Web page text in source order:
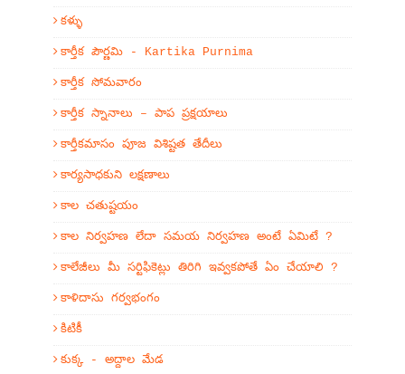
కళ్ళు
కార్తీక పౌర్ణమి - Kartika Purnima
కార్తీక సోమవారం
కార్తీక స్నానాలు – పాప ప్రక్షయాలు
కార్తీకమాసం పూజ విశిష్టత తేదీలు
కార్యసాధకుని లక్షణాలు
కాల చతుష్టయం
కాల నిర్వహణ లేదా సమయ నిర్వహణ అంటే ఏమిటే ?
కాలేజీలు మీ సర్టిఫికెట్లు తిరిగి ఇవ్వకపోతే ఏం చేయాలి ?
కాళిదాసు గర్వభంగం
కిటికీ
కుక్క - అద్దాల మేడ